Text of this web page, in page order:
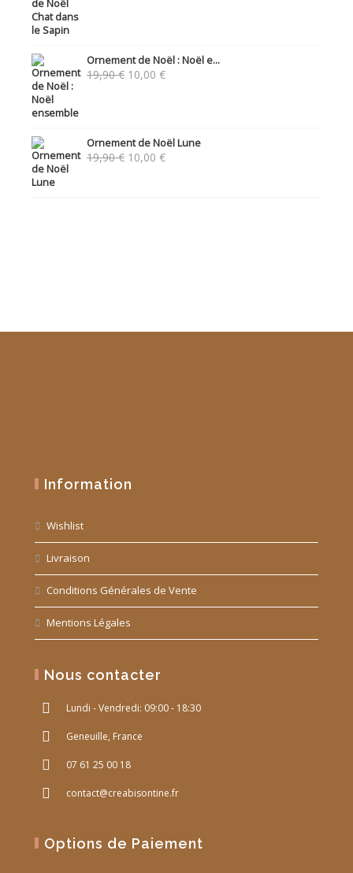
Ornement de Noël : Noël e...
19,90€ Le
10,00 €Le
Ornement de Noël Lune
19,90€ Le
10,00 €Le
Information
Wishlist
Livraison
Conditions Générales de Vente
Mentions Légales
Nous contacter
Lundi - Vendredi: 09:00 - 18:30
Geneuille, France
07 61 25 00 18
contact@creabisontine.fr
Options de Paiement